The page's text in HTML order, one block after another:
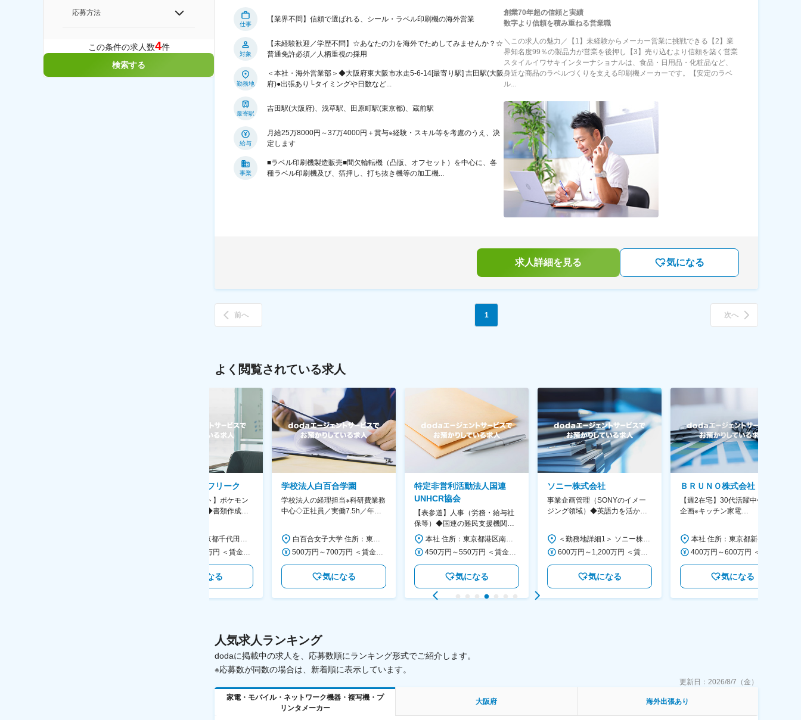
応募方法
この条件の求人数4件
検索する
仕事
【業界不問】信頼で選ばれる、シール・ラベル印刷機の海外営業
対象
【未経験歓迎／学歴不問】☆あなたの力を海外でためしてみませんか？☆
普通免許必須／人柄重視の採用
勤務地
＜本社・海外営業部＞◆大阪府東大阪市水走5-6-14[最寄り駅] 吉田駅(大阪
府)●出張あり└タイミングや日数など...
最寄駅
吉田駅(大阪府)、浅草駅、田原町駅(東京都)、蔵前駅
給与
月給25万8000円～37万4000円＋賞与※経験・スキル等を考慮のうえ、決
定します
事業
■ラベル印刷機製造販売■間欠輪転機（凸版、オフセット）を中心に、各
種ラベル印刷機及び、箔押し、打ち抜き機等の加工機...
創業70年超の信頼と実績
数字より信頼を積み重ねる営業職
＼この求人の魅力／【1】未経験からメーカー営業に挑戦できる【2】業
界知名度99％の製品力が営業を後押し【3】売り込むより信頼を築く営業
スタイルイワサキインターナショナルは、食品・日用品・化粧品など、
身近な商品のラベルづくりを支える印刷機メーカーです。【安定のラベ
ル...
求人詳細を見る 気になる
前へ 1 次へ
よく閲覧されている求人
株式会社ゲームフリーク
【庶務アシスタント】ポケモン
シリーズ開発企業◆書類作成・
本社 住所：東京都千代田区神田錦町2-2-1 KANDASQUARE 受動喫煙対策：屋内全面禁煙 変更の範囲：会社の定める事業所
350万円～500万円 ＜賃金形態＞ 月給制 ＜賃金内訳＞ 月額（基本給）：215,000円～307,000円 固定残業手当/月：76,700円～110,000円（固定残業時間45時間0分/月） 超過した時間外労働の残業手当は追加支給 ＜月給＞ 291,700円～417,000円（一律手当を含む） ＜昇給有無＞ 有 ＜残業手当＞ 有 ＜給与補足＞ ※経験・能力を考慮の上、年齢に関わりなく当社規定により優遇します。 賃金はあくまでも目安の金額であり、選考を通じて上下する可能性があります。 月給(月額)は固定手当を含めた表記です。
気になる
学校法人白百合学園
学校法人の経理担当※科研費業務
中心◇正社員／実働7.5h／年休
大学
白百合女子大学 住所：東京都調布市緑ヶ丘1-25 勤務地最寄駅：京王線／仙川駅 受動喫煙対策：屋内全面禁煙 変更の範囲：会社の定める事業所
500万円～700万円 ＜賃金形態＞ 月給制 ＜賃金内訳＞ 月額（基本給）：280,000円～430,000円 ＜月給＞ 280,000円～430,000円 ＜昇給有無＞ 有 ＜残業手当＞ 有 ＜給与補足＞ ※年齢・過去の経験に基づき、本学規定に合わせ決定 【残業手当】有 /残業時間に応じて全額支給（※想定年収に含む） 【各種手当】扶養手当/住宅手当/通勤手当 等 【賞与】年2回（6月、12月） 【昇給】年1回（4月） 賃金はあくまでも目安の金額であり、選考を通じて上下する可能性があります。 月給(月額)は固定手当を含めた表記です。
気になる
特定非営利活動法人国連
UNHCR協会
【表参道】人事（労務・給与社
保等）◆国連の難民支援機関の
活動を支える日本公式支援窓口
◆正職員登用前提
本社 住所：東京都港区南青山6-10-11 ウェスレーセンター3F 勤務地最寄駅：地下鉄各線／表参道駅 受動喫煙対策：屋内全面禁煙 変更の範囲：会社の定める事業所（リモートワーク含む）
450万円～550万円 ＜賃金形態＞ 月給制 ＜賃金内訳＞ 月額（基本給）：340,000円～420,000円 ＜月給＞ 340,000円～420,000円 ＜昇給有無＞ 有 ＜残業手当＞ 有 ＜給与補足＞ ※能力・経験によって決定します。 ■賞与あり（業績評価に応じて支給） 賃金はあくまでも目安の金額であり、選考を通じて上下する可能性があります。 月給(月額)は固定手当を含めた表記です。
気になる
ソニー株式会社
事業企画管理（SONYのイメー
ジング領域）◆英語力を活か
＜勤務地詳細1＞ ソニー株式会社 住所：神奈川県横浜市西区みなとみらい5-1-1 受動喫煙対策：屋内全面禁煙 ＜勤務地詳細2＞ ソニーシティ大崎 住所：東京都品川区大崎2-10-1 勤務地最寄駅：JR線／大崎駅 受動喫煙対策：屋内全面禁煙 変更の範囲：会社の定める事業所（リモートワーク含む）
600万円～1,200万円 ＜賃金形態＞ 月給制 ＜賃金内訳＞ 月額（基本給）：350,000円～500,000円 ＜月給＞ 350,000円～500,000円 ＜昇給有無＞ 有 ＜残業手当＞ 有 ＜給与補足＞ ※年収は経験や能力を考慮の上、当社規定により決定します。 賃金はあくまでも目安の金額であり、選考を通じて上下する可能性があります。 月給(月額)は固定手当を含めた表記です。
気になる
ＢＲＵＮＯ株式会社
【週2在宅】30代活躍中◆商品
企画※キッチン家電
画～調達／働き方◎
気になる
人気求人ランキング
dodaに掲載中の求人を、応募数順にランキング形式でご紹介します。
※応募数が同数の場合は、新着順に表示しています。
更新日： 2026/8/7（金）
家電・モバイル・ネットワーク機器・複写機・プ
リンタメーカー
大阪府 海外出張あり